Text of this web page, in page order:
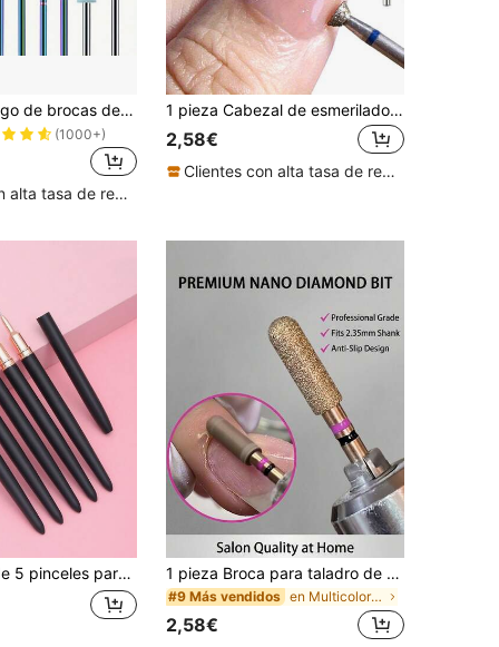
13 piezas Juego de brocas de cerámica profesionales - Kit de herramientas de manicura eléctrica de alto rendimiento para uñas acrílicas, de gel y naturales - Herramientas resistentes al calor imprescindibles, incluye caja de almacenamiento con estilo - Ideal para el cuidado de callosidades y belleza multifuncional
(1000+)
Clientes con alta tasa de repetición
1 pieza Cabezal de esmerilado en forma de platillo volante para uñas, puntas de metal de precisión para eliminar piel muerta y cutículas, herramienta de manicura
2,58€
Clientes con alta tasa de repetición
y pintura avanzada, adecuadas para crear líneas claras y detalles exquisitos, efectos profesionales de arte de uñas, incluye 5 pinceles profesionales de arte de uñas de diferentes tamaños para satisfacer diversas necesidades de diseño de arte de uñas 1 pieza Broca para taladro de uñas - Herramienta de preparación de la superficie de la uña para eliminar piel muerta, cutículas y padrastros (Herramienta profesional para uñas) | Suministros para uñas
#9 Más vendidos en Multicolor Brocas para uñas
2,58€